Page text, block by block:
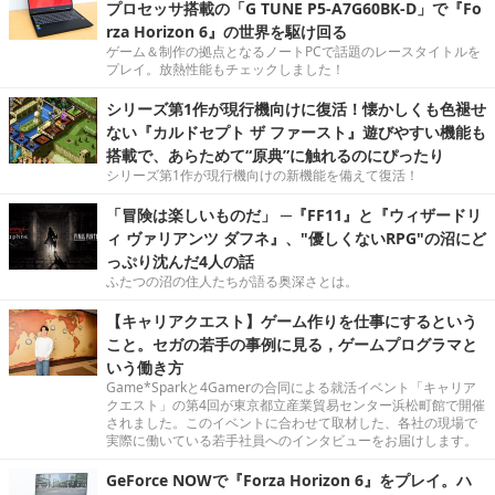
プロセッサ搭載の「G TUNE P5-A7G60BK-D」で『Fo
rza Horizon 6』の世界を駆け回る
ゲーム＆制作の拠点となるノートPCで話題のレースタイトルを
プレイ。放熱性能もチェックしました！
シリーズ第1作が現行機向けに復活！懐かしくも色褪せ
ない『カルドセプト ザ ファースト』遊びやすい機能も
搭載で、あらためて“原典”に触れるのにぴったり
シリーズ第1作が現行機向けの新機能を備えて復活！
「冒険は楽しいものだ」 ─『FF11』と『ウィザードリ
ィ ヴァリアンツ ダフネ』、"優しくないRPG"の沼にど
っぷり沈んだ4人の話
ふたつの沼の住人たちが語る奥深さとは。
【キャリアクエスト】ゲーム作りを仕事にするという
こと。セガの若手の事例に見る，ゲームプログラマと
いう働き方
Game*Sparkと4Gamerの合同による就活イベント「キャリア
クエスト」の第4回が東京都立産業貿易センター浜松町館で開催
されました。このイベントに合わせて取材した、各社の現場で
実際に働いている若手社員へのインタビューをお届けします。
GeForce NOWで『Forza Horizon 6』をプレイ。ハ